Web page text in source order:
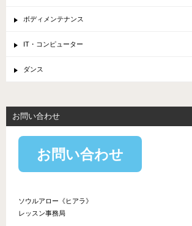
ボディメンテナンス
IT・コンピューター
ダンス
お問い合わせ
お問い合わせ
ソウルアロー《ヒアラ》
レッスン事務局